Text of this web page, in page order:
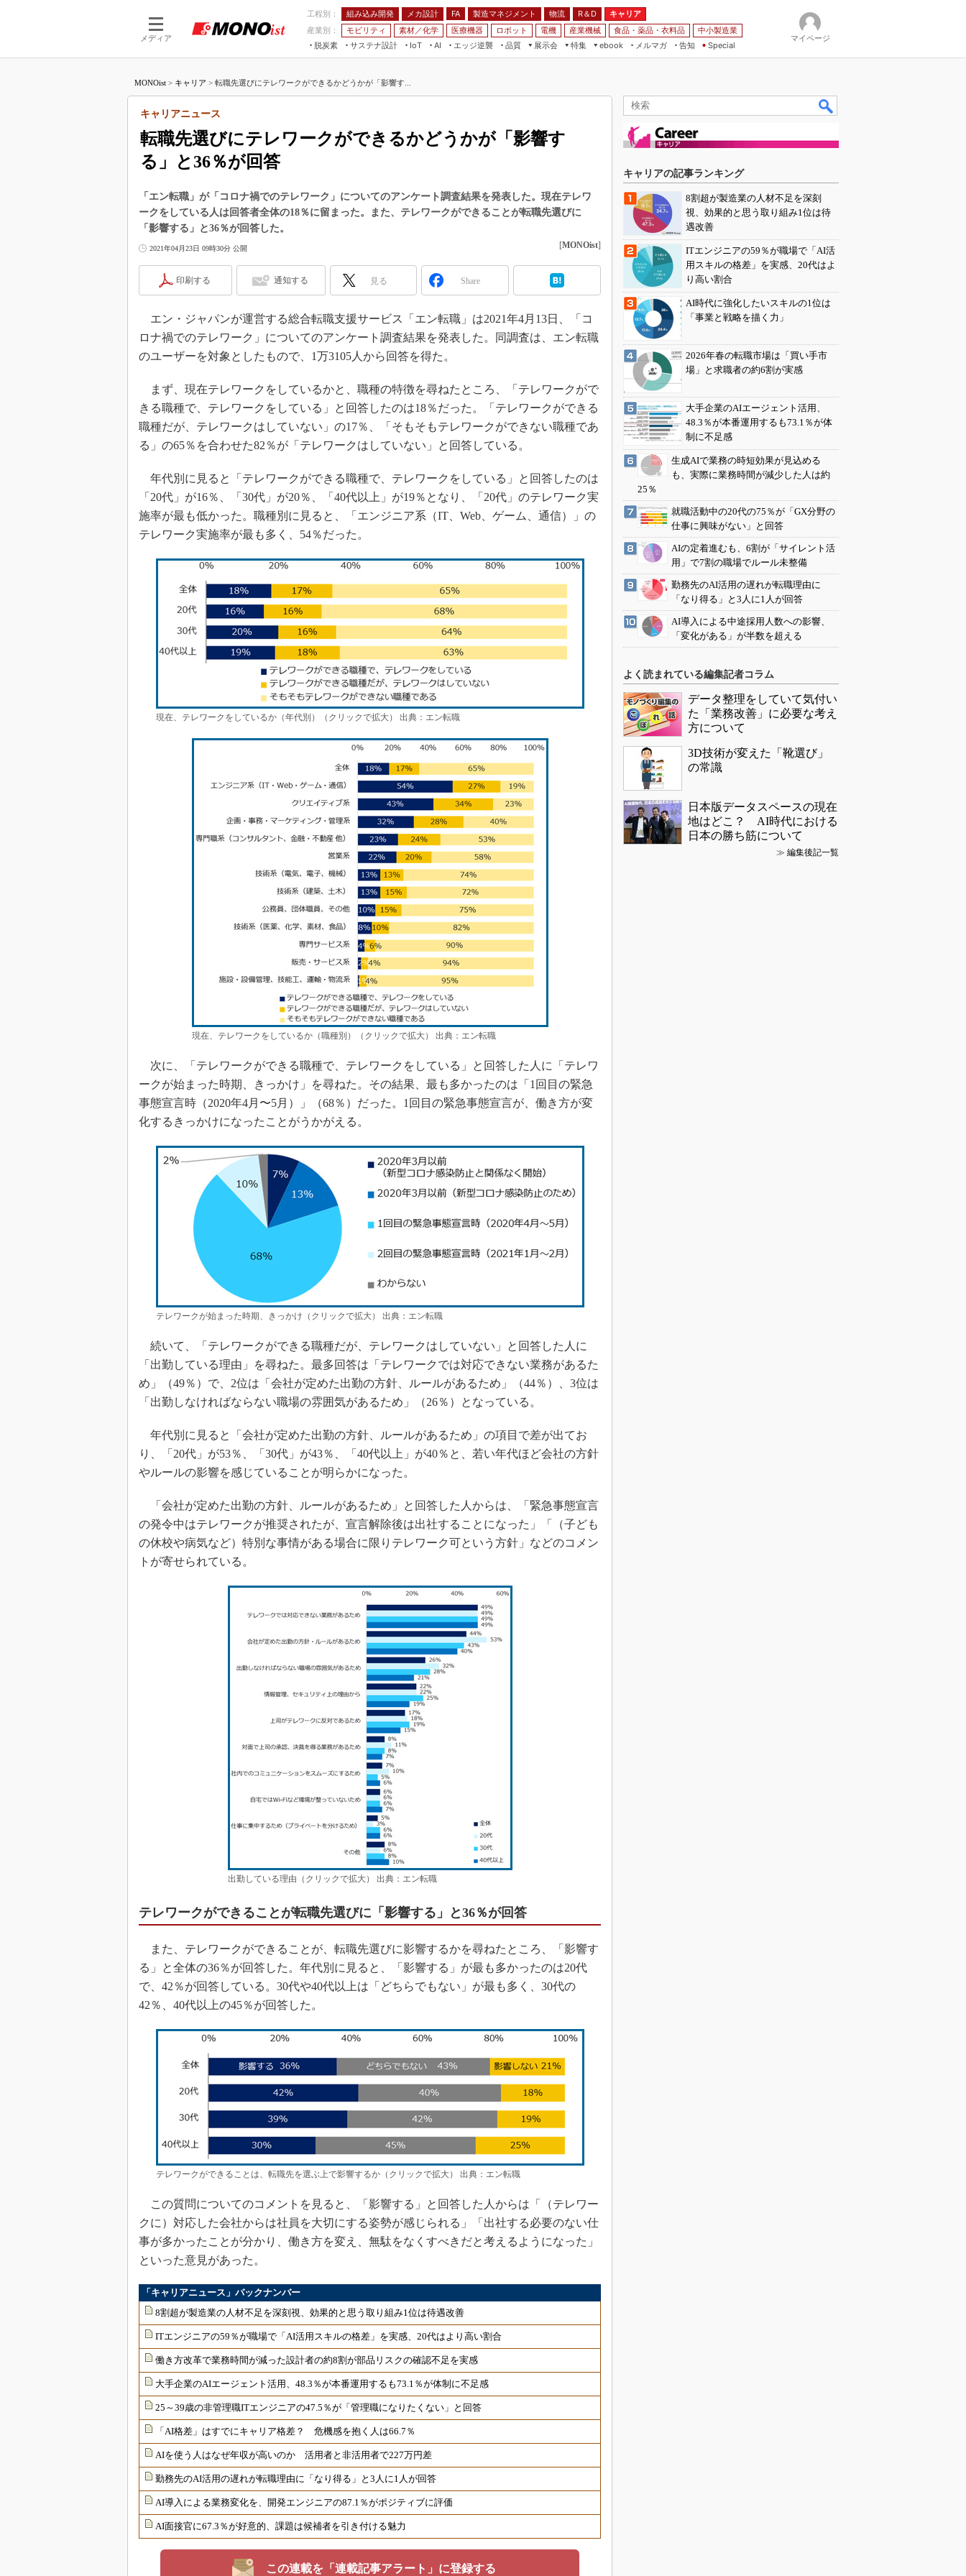
メディア
工程別： 組み込み開発 メカ設計 FA 製造マネジメント 物流 R＆D
キャリア
産業別：
モビリティ 素材／化学 医療機器 ロボット 電機 産業機械 食品・薬品・衣料品
中小製造業
脱炭素
サステナ設計
IoT
つながる工場
AI
AI×設備保全
エッジ逆襲 品質
展示会
JIMTOF
IIFES
TECHNO-FRONTIER
EdgeTech+
日本ものづくりワールド
AUTOMOTIVE WORLD
産業オープンネット展
特集
VR／AR
フィールドサービス
組み込み画像技術
組み込みモデリング
ISO26262
3Dプリンタ
デジタルツインとCAE
インダストリー4.0
イノベーション
製造業ビッグデータ
植物工場
知財マネジメント
制御セキュリティ
新型コロナへの対応
ebook
モビリティ
メルマガ
告知 Special
マイページ
MONOist > キャリア > 転職先選びにテレワークができるかどうかが「影響す...
転職先選びにテレワークができるかどうかが「影響す
る」と36％が回答
キャリアニュース
「エン転職」が「コロナ禍でのテレワーク」についてのアンケート調査結果を発表した。現在テレワ
ークをしている人は回答者全体の18％に留まった。また、テレワークができることが転職先選びに
「影響する」と36％が回答した。
2021年04月23日 09時30分 公開 [MONOist]
印刷する 通知する 見る Share
エン・ジャパンが運営する総合転職支援サービス「エン転職」は2021年4月13日、「コ
ロナ禍でのテレワーク」についてのアンケート調査結果を発表した。同調査は、エン転職
のユーザーを対象としたもので、1万3105人から回答を得た。
まず、現在テレワークをしているかと、職種の特徴を尋ねたところ、「テレワークがで
きる職種で、テレワークをしている」と回答したのは18％だった。「テレワークができる
職種だが、テレワークはしていない」の17％、「そもそもテレワークができない職種であ
る」の65％を合わせた82％が「テレワークはしていない」と回答している。
年代別に見ると「テレワークができる職種で、テレワークをしている」と回答したのは
「20代」が16％、「30代」が20％、「40代以上」が19％となり、「20代」のテレワーク実
施率が最も低かった。職種別に見ると、「エンジニア系（IT、Web、ゲーム、通信）」の
テレワーク実施率が最も多く、54％だった。
現在、テレワークをしているか（年代別）（クリックで拡大） 出典：エン転職
現在、テレワークをしているか（職種別）（クリックで拡大） 出典：エン転職
次に、「テレワークができる職種で、テレワークをしている」と回答した人に「テレワ
ークが始まった時期、きっかけ」を尋ねた。その結果、最も多かったのは「1回目の緊急
事態宣言時（2020年4月〜5月）」（68％）だった。1回目の緊急事態宣言が、働き方が変
化するきっかけになったことがうかがえる。
テレワークが始まった時期、きっかけ（クリックで拡大） 出典：エン転職
続いて、「テレワークができる職種だが、テレワークはしていない」と回答した人に
「出勤している理由」を尋ねた。最多回答は「テレワークでは対応できない業務があるた
め」（49％）で、2位は「会社が定めた出勤の方針、ルールがあるため」（44％）、3位は
「出勤しなければならない職場の雰囲気があるため」（26％）となっている。
年代別に見ると「会社が定めた出勤の方針、ルールがあるため」の項目で差が出てお
り、「20代」が53％、「30代」が43％、「40代以上」が40％と、若い年代ほど会社の方針
やルールの影響を感じていることが明らかになった。
「会社が定めた出勤の方針、ルールがあるため」と回答した人からは、「緊急事態宣言
の発令中はテレワークが推奨されたが、宣言解除後は出社することになった」「（子ども
の休校や病気など）特別な事情がある場合に限りテレワーク可という方針」などのコメン
トが寄せられている。
出勤している理由（クリックで拡大） 出典：エン転職
テレワークができることが転職先選びに「影響する」と36％が回答
また、テレワークができることが、転職先選びに影響するかを尋ねたところ、「影響す
る」と全体の36％が回答した。年代別に見ると、「影響する」が最も多かったのは20代
で、42％が回答している。30代や40代以上は「どちらでもない」が最も多く、30代の
42％、40代以上の45％が回答した。
テレワークができることは、転職先を選ぶ上で影響するか（クリックで拡大） 出典：エン転職
この質問についてのコメントを見ると、「影響する」と回答した人からは「（テレワー
クに）対応した会社からは社員を大切にする姿勢が感じられる」「出社する必要のない仕
事が多かったことが分かり、働き方を変え、無駄をなくすべきだと考えるようになった」
といった意見があった。
「キャリアニュース」バックナンバー
8割超が製造業の人材不足を深刻視、効果的と思う取り組み1位は待遇改善
ITエンジニアの59％が職場で「AI活用スキルの格差」を実感、20代はより高い割合
働き方改革で業務時間が減った設計者の約8割が部品リスクの確認不足を実感
大手企業のAIエージェント活用、48.3％が本番運用するも73.1％が体制に不足感
25～39歳の非管理職ITエンジニアの47.5％が「管理職になりたくない」と回答
「AI格差」はすでにキャリア格差？ 危機感を抱く人は66.7％
AIを使う人はなぜ年収が高いのか 活用者と非活用者で227万円差
勤務先のAI活用の遅れが転職理由に「なり得る」と3人に1人が回答
AI導入による業務変化を、開発エンジニアの87.1％がポジティブに評価
AI面接官に67.3％が好意的、課題は候補者を引き付ける魅力
この連載を「連載記事アラート」に登録する
キャリアの記事ランキング
8割超が製造業の人材不足を深刻
視、効果的と思う取り組み1位は待
遇改善
ITエンジニアの59％が職場で「AI活
用スキルの格差」を実感、20代はよ
り高い割合
AI時代に強化したいスキルの1位は
「事業と戦略を描く力」
2026年春の転職市場は「買い手市
場」と求職者の約6割が実感
大手企業のAIエージェント活用、
48.3％が本番運用するも73.1％が体
制に不足感
生成AIで業務の時短効果が見込める
も、実際に業務時間が減少した人は約
25％
就職活動中の20代の75％が「GX分野の
仕事に興味がない」と回答
AIの定着進むも、6割が「サイレント活
用」で7割の職場でルール未整備
勤務先のAI活用の遅れが転職理由に
「なり得る」と3人に1人が回答
AI導入による中途採用人数への影響、
「変化がある」が半数を超える
よく読まれている編集記者コラム
データ整理をしていて気付い
た「業務改善」に必要な考え
方について
3D技術が変えた「靴選び」
の常識
日本版データスペースの現在
地はどこ？ AI時代における
日本の勝ち筋について
≫ 編集後記一覧